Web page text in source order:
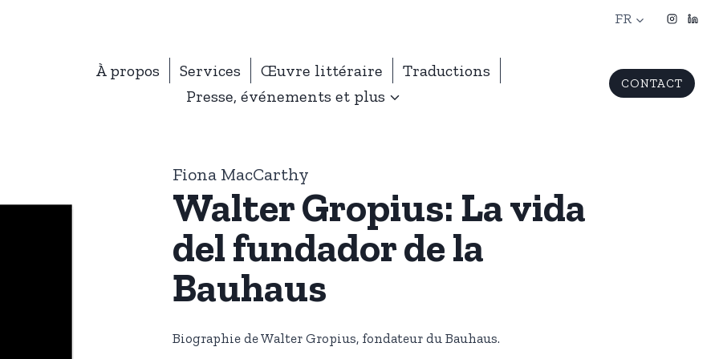
FR
À propos Services Œuvre littéraire
Traductions
Presse, événements et plus
CONTACT
Fiona MacCarthy
Walter Gropius: La vida
del fundador de la
Bauhaus
Biographie de Walter Gropius, fondateur du Bauhaus.